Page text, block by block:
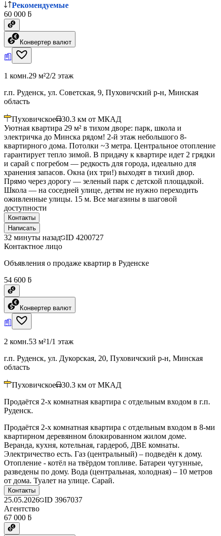
Рекомендуемые
60 000 ƃ
Конвертер валют
1 комн.29 м²2/2 этаж
г.п. Руденск, ул. Советская, 9, Пуховичский р-н, Минская
область
Пуховичское 30.3 км от МКАД
Уютная квартира 29 м² в тихом дворе: парк, школа и
электричка до Минска рядом! 2-й этаж небольшого 8-
квартирного дома. Потолки ~3 метра. Центральное отопление
гарантирует тепло зимой. В придачу к квартире идет 2 грядки
и сарай с погребом — редкость для города, идеально для
хранения запасов. Окна (их три!) выходят в тихий двор.
Прямо через дорогу — зеленый парк с детской площадкой.
Школа — на соседней улице, детям не нужно переходить
оживленные улицы. 15 м. Все магазины в шаговой
доступности
Контакты
Написать
32 минуты назад ID 4200727
Контактное лицо
Объявления о продаже квартир в Руденске
54 600 ƃ
Конвертер валют
2 комн.53 м²1/1 этаж
г.п. Руденск, ул. Дукорская, 20, Пуховичский р-н, Минская
область
Пуховичское 30.3 км от МКАД
Продаётся 2-х комнатная квартира с отдельным входом в г.п.
Руденск.
Продаётся 2-х комнатная квартира с отдельным входом в 8-ми
квартирном деревянном блокированном жилом доме.
Веранда, кухня, котельная, гардероб, ДВЕ комнаты.
Электричество есть. Газ (центральный) – подведён к дому.
Отопление - котёл на твёрдом топливе. Батареи чугунные,
разведены по дому. Вода (центральная, холодная) – 10 метров
от дома. Туалет на улице. Сарай.
Контакты
25.05.2026 ID 3967037
Агентство
67 000 ƃ